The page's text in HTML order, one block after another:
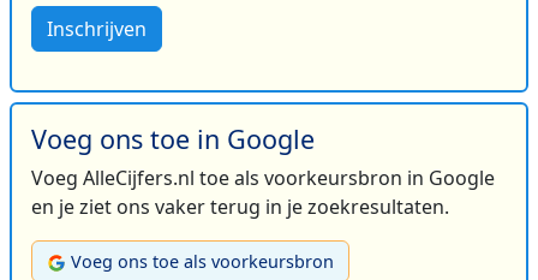
Inschrijven
Voeg ons toe in Google
Voeg AlleCijfers.nl toe als voorkeursbron in Google
en je ziet ons vaker terug in je zoekresultaten.
Voeg ons toe als voorkeursbron